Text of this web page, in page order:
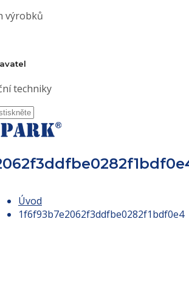
výrobků
techniky
Úvod
1f6f93b7e2062f3ddfbe0282f1bdf0e4